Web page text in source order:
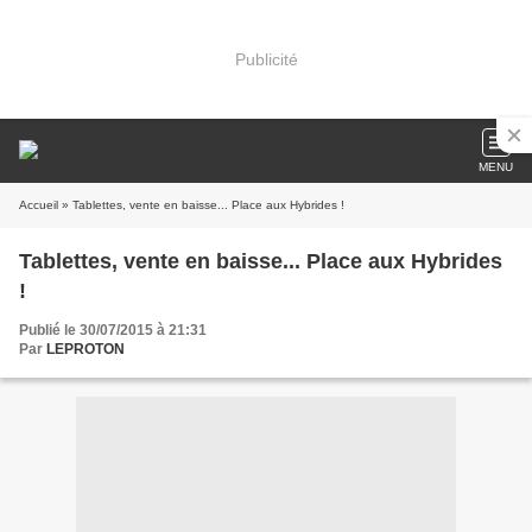
Publicité
MENU
Accueil » Tablettes, vente en baisse... Place aux Hybrides !
Tablettes, vente en baisse... Place aux Hybrides
!
Publié le 30/07/2015 à 21:31
Par LEPROTON